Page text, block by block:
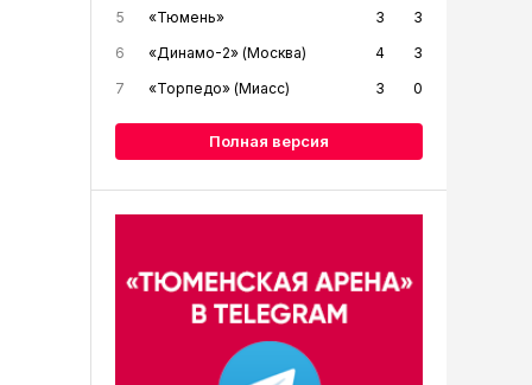
5
«Тюмень» 3
3
6
«Динамо-2» (Москва) 4
3
7
«Торпедо» (Миасс) 3 0
Полная версия